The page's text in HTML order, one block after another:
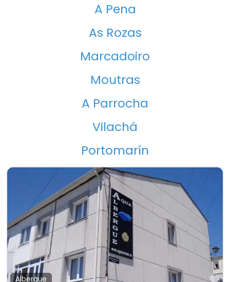
A Pena​
As Rozas
Marcadoiro
Moutras
A Parrocha
Vilachá
Portomarín
Albergue